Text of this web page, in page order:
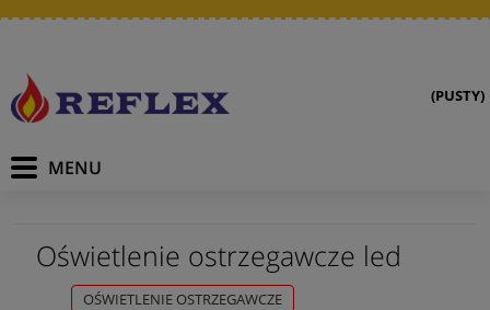
(PUSTY)
Oświetlenie ostrzegawcze led
OŚWIETLENIE OSTRZEGAWCZE